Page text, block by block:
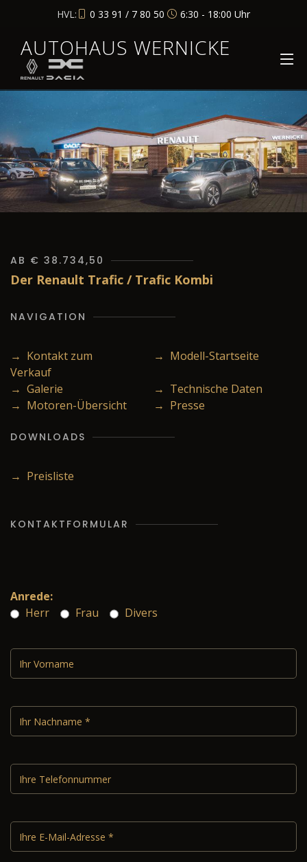
HVL: 0 33 91 / 7 80 50 6:30 - 18:00 Uhr
AUTOHAUS WERNICKE
AB € 38.734,50
Der Renault Trafic / Trafic Kombi
NAVIGATION
→ Kontakt zum
Verkauf
→ Modell-Startseite
→ Galerie
→ Technische Daten
→ Motoren-Übersicht
→ Presse
DOWNLOADS
→ Preisliste
KONTAKTFORMULAR
Anrede:
Herr
Frau Divers